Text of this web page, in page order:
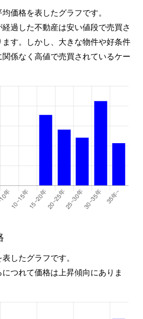
価格を表したグラフです。
過した不動産は安い値段で売買さ
す。しかし、大きな物件や好条件
係なく高値で売買されているケー
したグラフです。
つれて価格は上昇傾向にありま